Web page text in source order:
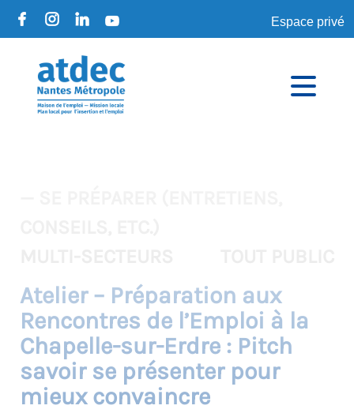
Espace privé
Atelier – Préparation aux
Rencontres de l’Emploi à la
Chapelle-sur-Erdre : Pitch
savoir se présenter pour
mieux convaincre